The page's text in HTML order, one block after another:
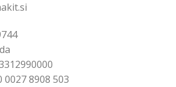
0027 8908 503